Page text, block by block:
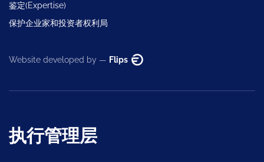
鉴定(Expertise)
保护企业家和投资者权利局
Website developed by — Flips
执行管理层